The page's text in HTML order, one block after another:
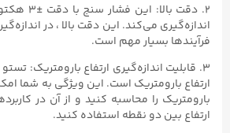
۲. دقت
اندازه‌گیری می‌کند. این دقت بالا ، در
فرآیندها بسیار مهم است.
ارتفاع بارومتریک است. این ویژگی به شما
بارومتریک را محاسبه کنید و از آن در
ارتفاع بین دو نقطه استفاده کنید.